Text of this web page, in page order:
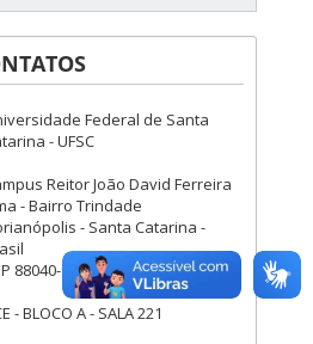
Federal de Santa
- UFSC
Reitor João David Ferreira
- Bairro Trindade
- Santa Catarina -
88040-900
- BLOCO A - SALA 221